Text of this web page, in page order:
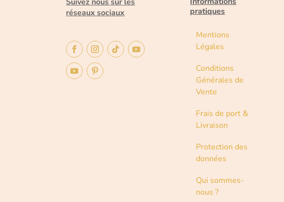
réseaux sociaux
pratiques
Mentions
Légales
Conditions
Générales de
Vente
Frais de port &
Livraison
Protection des
données
Qui sommes-
nous ?